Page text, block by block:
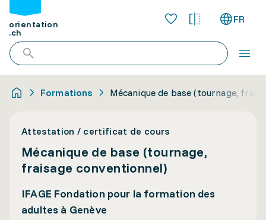
orientation
.ch
FR
Formations Mécanique de base (tournage,
Attestation / certificat de cours
Mécanique de base (tournage,
fraisage conventionnel)
IFAGE Fondation pour la formation des
adultes à Genève